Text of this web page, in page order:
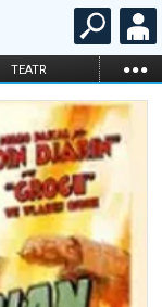
TEATR ...
STAND-UP
KARNETY